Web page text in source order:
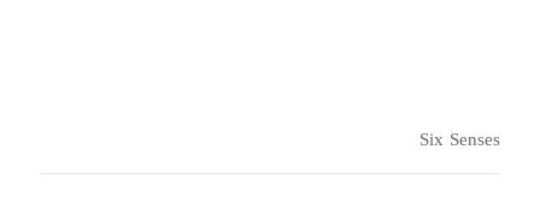
Six Senses